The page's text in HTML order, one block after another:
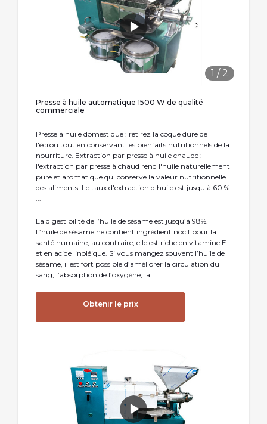
1 / 2
Presse à huile automatique 1500 W de qualité
commerciale
Presse à huile domestique : retirez la coque dure de
l'écrou tout en conservant les bienfaits nutritionnels de la
nourriture. Extraction par presse à huile chaude :
l'extraction par presse à chaud rend l'huile naturellement
pure et aromatique qui conserve la valeur nutritionnelle
des aliments. Le taux d'extraction d'huile est jusqu'à 60 %
...
La digestibilité de l’huile de sésame est jusqu’à 98%.
L’huile de sésame ne contient ingrédient nocif pour la
santé humaine, au contraire, elle est riche en vitamine E
et en acide linoléique. Si vous mangez souvent l’huile de
sésame, il est fort possible d’améliorer la circulation du
sang, l’absorption de l’oxygène, la ...
Obtenir le prix